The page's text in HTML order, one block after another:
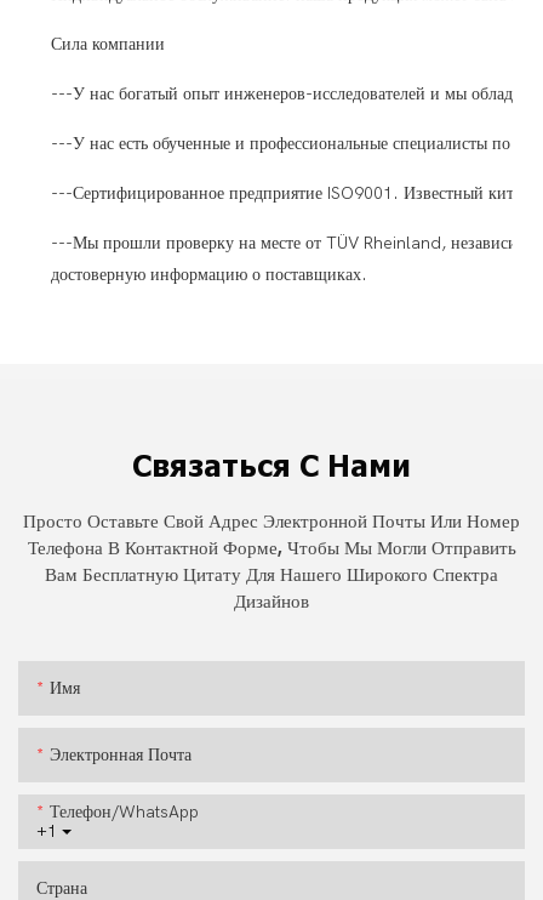
Сила компании
---У нас богатый опыт инженеров-исследователей и мы
---У нас есть обученные и профессиональные специалисты по
---Сертифицированное предприятие ISO9001. Известный
---Мы прошли проверку на месте от TÜV Rheinland,
достоверную информацию о поставщиках.
Связаться С Нами
Просто Оставьте Свой Адрес Электронной Почты Или Номер
Телефона В Контактной Форме, Чтобы Мы Могли Отправить
Вам Бесплатную Цитату Для Нашего Широкого Спектра
Дизайнов
Имя
Электронная Почта
+1
Телефон/WhatsApp
Страна